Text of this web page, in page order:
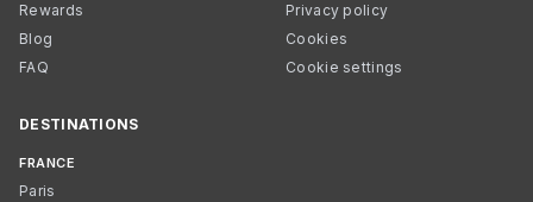
Rewards
Blog
FAQ
Privacy policy
Cookies
Cookie settings
DESTINATIONS
FRANCE
Paris